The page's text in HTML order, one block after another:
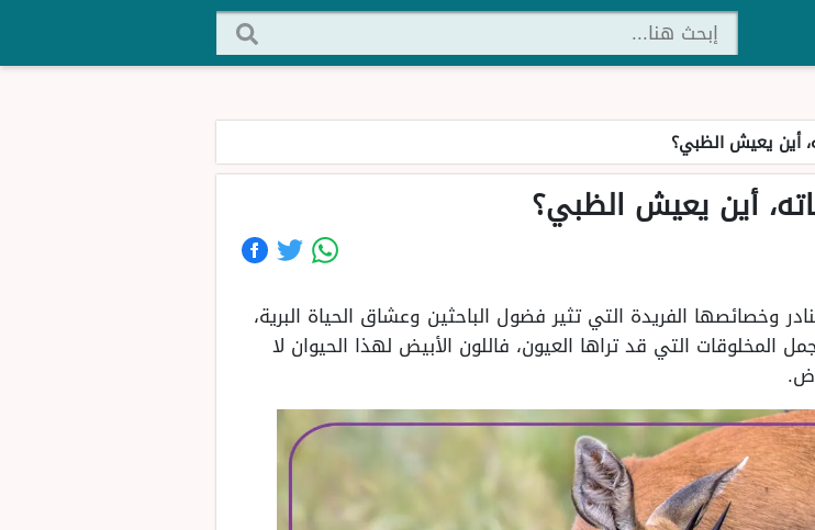
أين يعيش الظبي؟
أين يعيش الظبي؟
وخصائصها الفريدة التي تثير فضول الباحثين وعشاق الحياة البرية،
المخلوقات التي قد تراها العيون، فاللون الأبيض لهذا الحيوان لا